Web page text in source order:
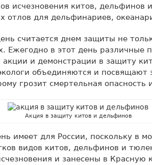
исчезновения китов, дельфинов
отлов для дельфинариев,
считается днем защиты не
Ежегодно в этот день различные
акции и демонстрации в защиту
объединяются и посвящают
грозит смертельная опасность
Акция в защиту китов и дельфинов
имеет для России, поскольку в
видов китов, дельфинов и
и занесены в Красную